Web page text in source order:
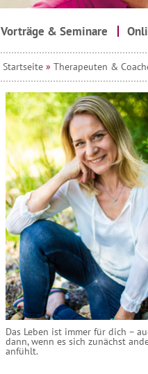
Vorträge & Seminare
Startseite » Therapeuten &
Das Leben ist immer für dich –
dann, wenn es sich zunächst
anfühlt.